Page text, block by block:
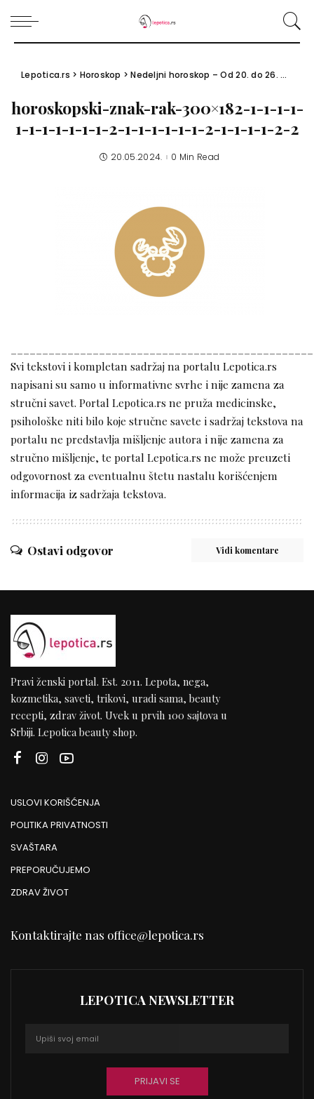
Lepotica.rs > Horoskop >Nedeljni horoskop – Od 20. do 26. maja 2024.
horoskopski-znak-rak-300×182-1-1-1-1-
1-1-1-1-1-1-1-2-1-1-1-1-1-1-2-1-1-1-1-2-2
20.05.2024. 0 Min Read
Svi tekstovi i kompletan sadržaj na portalu Lepotica.rs
napisani su samo u informativne svrhe i nije zamena za
stručni savet. Portal Lepotica.rs ne pruža medicinske,
psihološke niti bilo koje stručne savete i sadržaj tekstova na
portalu ne predstavlja mišljenje autora i nije zamena za
stručno mišljenje, te portal Lepotica.rs ne može preuzeti
odgovornost za eventualnu štetu nastalu korišćenjem
informacija iz sadržaja tekstova.
Ostavi odgovor Vidi komentare
Pravi ženski portal. Est. 2011. Lepota, nega,
kozmetika, saveti, trikovi, uradi sama, beauty
recepti, zdrav život. Uvek u prvih 100 sajtova u
Srbiji. Lepotica beauty shop.
USLOVI KORIŠĆENJA
POLITIKA PRIVATNOSTI
SVAŠTARA
PREPORUČUJEMO
ZDRAV ŽIVOT
Kontaktirajte nas office@lepotica.rs
LEPOTICA NEWSLETTER